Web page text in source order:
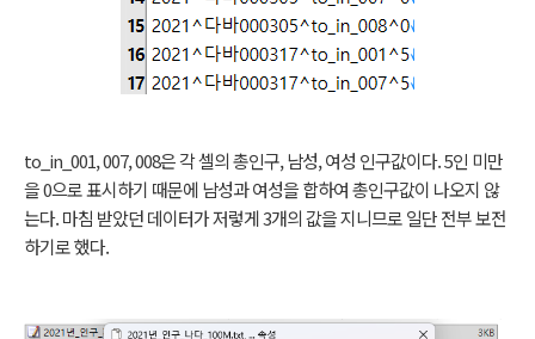
to_in_001, 007, 008은 각 셀의 총인구, 남성, 여성 인구값이다. 5인 미만
을 0으로 표시하기 때문에 남성과 여성을 합하여 총인구값이 나오지 않
는다. 마침 받았던 데이터가 저렇게 3개의 값을 지니므로 일단 전부 보전
하기로 했다.